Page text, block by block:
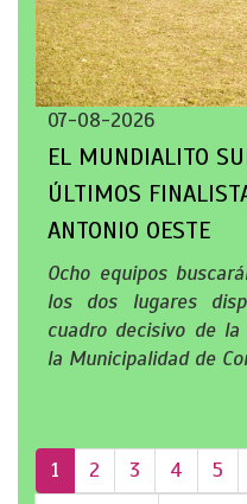
07-08-2026
EL MUNDIALITO
ÚLTIMOS
ANTONIO OESTE
Ocho equipos
los dos lugares
cuadro decisivo de
la Municipalidad de
1 2 3 4 5